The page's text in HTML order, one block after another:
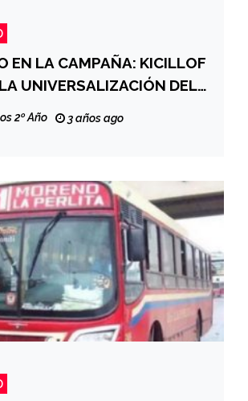
EN LA CAMPAÑA: KICILLOF
UNIVERSALIZACIÓN DEL
2º Año 3 años ago